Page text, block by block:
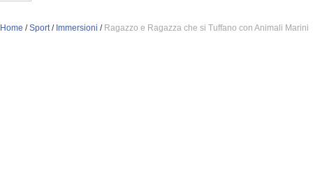
Home /Sport/ Immersioni / Ragazzo e Ragazza che si Tuffano con Animali Marini